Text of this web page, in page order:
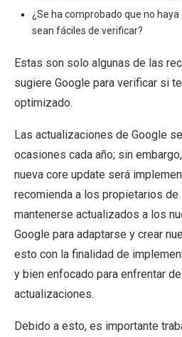
¿Se ha comprobado que no
sean fáciles de verificar?
Estas son solo algunas de las
sugiere Google para verificar si
optimizado.
Las actualizaciones de Google
ocasiones cada año; sin
nueva core update será
recomienda a los propietarios
mantenerse actualizados a los
Google para adaptarse y crear
esto con la finalidad de
y bien enfocado para enfrentar
actualizaciones.
Debido a esto, es importante